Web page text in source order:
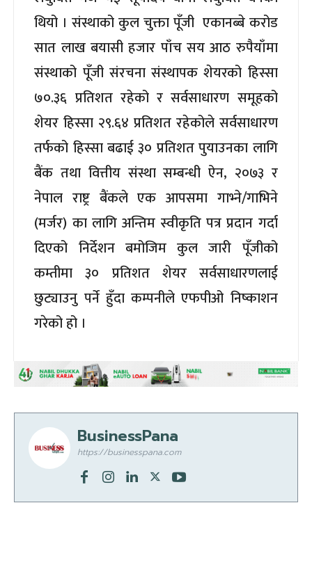
थियो । संस्थाको कुल चुक्ता पूँजी एकानब्बे करोड
सात लाख बयासी हजार पाँच सय आठ रुपैयाँमा
संस्थाको पूँजी संरचना संस्थापक शेयरको हिस्सा
७०.३६ प्रतिशत रहेको र सर्वसाधारण समूहको
शेयर हिस्सा २९.६४ प्रतिशत रहेकोले सर्वसाधारण
तर्फको हिस्सा बढाई ३० प्रतिशत पुयाउनका लागि
बैंक तथा वित्तीय संस्था सम्बन्धी ऐन, २०७३ र
नेपाल राष्ट्र बैंकले एक आपसमा गाभ्ने/गाभिने
(मर्जर) का लागि अन्तिम स्वीकृति पत्र प्रदान गर्दा
दिएको निर्देशन बमोजिम कुल जारी पूँजीको
कम्तीमा ३० प्रतिशत शेयर सर्वसाधारणलाई
छुट्याउनु पर्ने हुँदा कम्पनीले एफपीओ निष्काशन
गरेको हो ।
BusinessPana
https://businesspana.com